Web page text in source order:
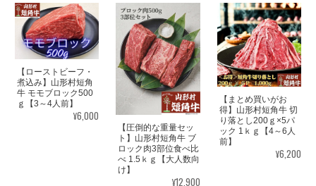
【焼肉単品】山形村短角牛 赤身200ｇ(3mmスライス)【1〜2人前】
2026/08/03
赤身で臭みもなくいつもお塩だけで、アッサリ頂けるし肉の味が
大好きで、いつも美味しく頂いてます。 暑い中いつも、山形牛を
育ててありがとうございます。出会えて大変嬉しく思ってます。
この度は素敵なレビューをいただきまし
て大変光栄です。塩コショウでのお召し
上がり方をオススメしておりますので、
お喜びいただいて感無量でございます。
【ローストビーフ・
煮込み】山形村短角
牛 モモブロック500
ｇ【3～4人前】
¥6,000
【圧倒的な重量セッ
ト】山形村短角牛 ブ
ロック肉3部位食べ比
べ 1.5ｋｇ【大人数向
け】
¥12,900
【まとめ買いがお
得】山形村短角牛 切
り落とし200ｇ×5パ
ック 1ｋｇ【4～6人
前】
¥6,200